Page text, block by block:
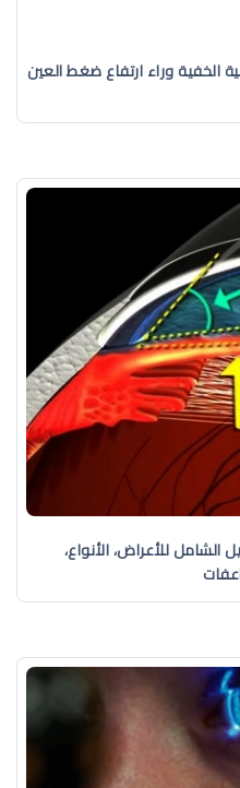
الخفية وراء ارتفاع ضغط العين
الشامل للأعراض، الأنواع،